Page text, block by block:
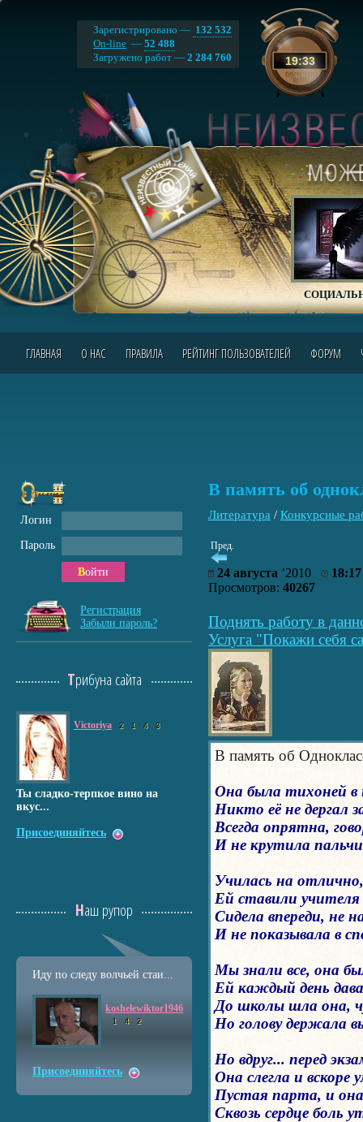
19:34
Зарегистрировано — 132 532
On-line — 52 488
Загружено работ — 2 284 760
ГЛАВНАЯ О НАС ПРАВИЛА РЕЙТИНГ ПОЛЬЗОВАТЕЛЕЙ ФОРУМ
В память об
Литература / Конкурсные
Пред.
24 августа ’2010
18:17
Просмотров: 40267
Поднять работу в
Услуга "Покажи себя
В память об
Она была тихоней в
Никто её не дергал
Всегда опрятна,
И не крутила
Училась на
Ей ставили учителя
Сидела впереди, не
И не показывала в
Мы знали все, она
Ей каждый день
До школы шла она,
Но голову держала
Но вдруг... перед
Она слегла и вскоре
Пустая парта, и
Сквозь сердце боль
Логин
Пароль
Войти
Регистрация
Забыли пароль?
Трибуна сайта
Victoriya 2 1 4 3
Ты сладко-терпкое вино на
вкус...
Присоединяйтесь
Наш рупор
Иду по следу волчьей стаи...
koshelewiktor1946
1 4 2
Присоединяйтесь